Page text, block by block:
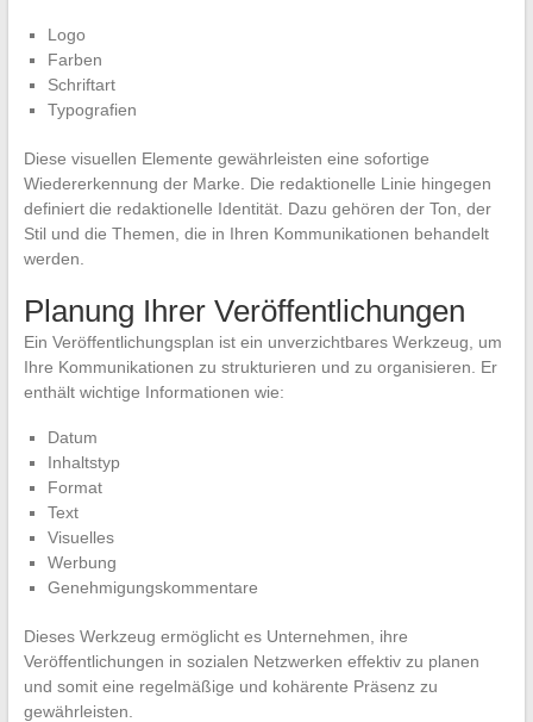
Logo
Farben
Schriftart
Typografien
Diese visuellen Elemente gewährleisten eine sofortige
Wiedererkennung der Marke. Die redaktionelle Linie hingegen
definiert die redaktionelle Identität. Dazu gehören der Ton, der
Stil und die Themen, die in Ihren Kommunikationen behandelt
werden.
Planung Ihrer Veröffentlichungen
Ein Veröffentlichungsplan ist ein unverzichtbares Werkzeug, um
Ihre Kommunikationen zu strukturieren und zu organisieren. Er
enthält wichtige Informationen wie:
Datum
Inhaltstyp
Format
Text
Visuelles
Werbung
Genehmigungskommentare
Dieses Werkzeug ermöglicht es Unternehmen, ihre
Veröffentlichungen in sozialen Netzwerken effektiv zu planen
und somit eine regelmäßige und kohärente Präsenz zu
gewährleisten.